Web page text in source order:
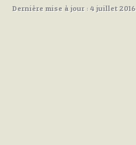
Dernière mise à jour : 4 juillet 2016